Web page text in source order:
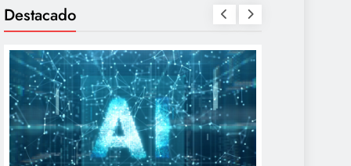
Destacado